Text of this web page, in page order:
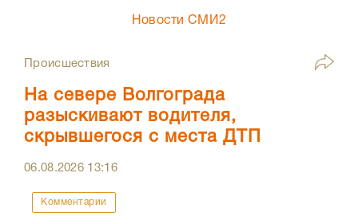
Новости СМИ2
Происшествия
На севере Волгограда
разыскивают водителя,
скрывшегося с места ДТП
06.08.2026 13:16
Комментарии